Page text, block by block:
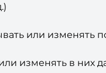
или изменять
изменять в них